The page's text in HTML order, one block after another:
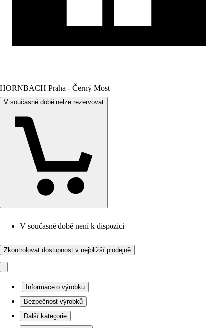
HORNBACH Praha - Černý Most
V současné době nelze rezervovat
V současné době není k dispozici
Zkontrolovat dostupnost v nejbližší prodejně
Informace o výrobku
Bezpečnost výrobků
Další kategorie